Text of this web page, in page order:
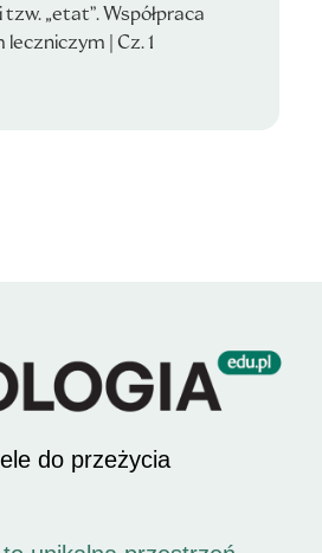
„etat”. Współpraca
| Cz. 1
do przeżycia